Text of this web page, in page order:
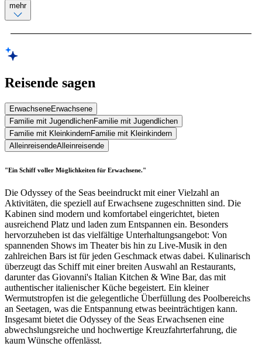
mehr
Reisende sagen
ErwachseneErwachsene
Familie mit JugendlichenFamilie mit Jugendlichen
Familie mit KleinkindernFamilie mit Kleinkindern
AlleinreisendeAlleinreisende
"Ein Schiff voller Möglichkeiten für Erwachsene."
Die Odyssey of the Seas beeindruckt mit einer Vielzahl an
Aktivitäten, die speziell auf Erwachsene zugeschnitten sind. Die
Kabinen sind modern und komfortabel eingerichtet, bieten
ausreichend Platz und laden zum Entspannen ein. Besonders
hervorzuheben ist das vielfältige Unterhaltungsangebot: Von
spannenden Shows im Theater bis hin zu Live-Musik in den
zahlreichen Bars ist für jeden Geschmack etwas dabei. Kulinarisch
überzeugt das Schiff mit einer breiten Auswahl an Restaurants,
darunter das Giovanni's Italian Kitchen & Wine Bar, das mit
authentischer italienischer Küche begeistert. Ein kleiner
Wermutstropfen ist die gelegentliche Überfüllung des Poolbereichs
an Seetagen, was die Entspannung etwas beeinträchtigen kann.
Insgesamt bietet die Odyssey of the Seas Erwachsenen eine
abwechslungsreiche und hochwertige Kreuzfahrterfahrung, die
kaum Wünsche offenlässt.